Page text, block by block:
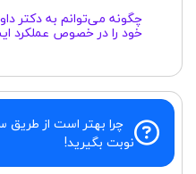
چگونه می‌توانم به دکتر
خود را در خصوص عملکرد
چرا بهتر است از طریق
نوبت بگیرید!